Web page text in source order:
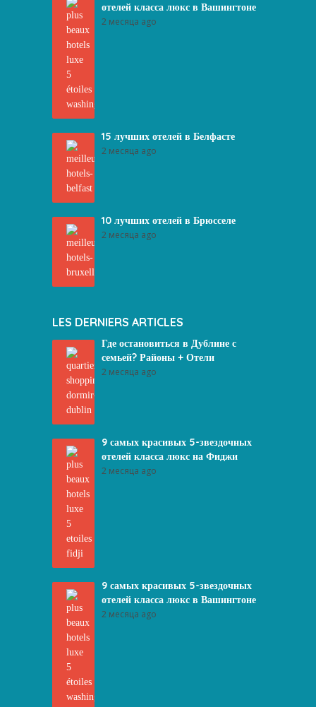
отелей класса люкс в Вашингтоне
2 месяца ago
15 лучших отелей в Белфасте
2 месяца ago
10 лучших отелей в Брюсселе
2 месяца ago
LES DERNIERS ARTICLES
Где остановиться в Дублине с
семьей? Районы + Отели
2 месяца ago
9 самых красивых 5-звездочных
отелей класса люкс на Фиджи
2 месяца ago
9 самых красивых 5-звездочных
отелей класса люкс в Вашингтоне
2 месяца ago